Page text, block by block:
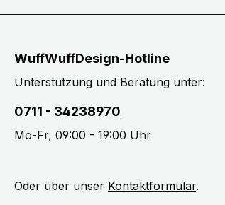
WuffWuffDesign-Hotline
Unterstützung und Beratung unter:
0711 - 34238970
Mo-Fr, 09:00 - 19:00 Uhr
Oder über unser Kontaktformular.